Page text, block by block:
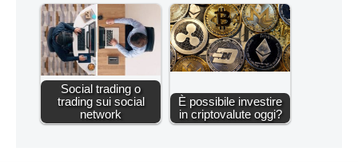
Social trading o
trading sui social
network
È possibile investire
in criptovalute oggi?